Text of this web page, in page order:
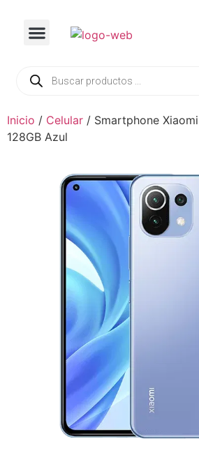
Inicio / Celular / Smartphone
128GB Azul